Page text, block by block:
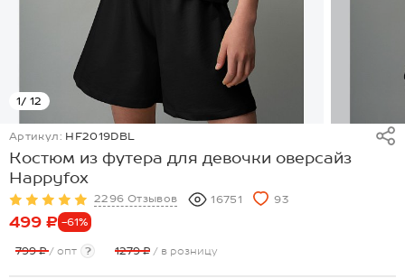
1/ 12
Артикул: HF2019DBL
Костюм из футера для девочки оверсайз
Happyfox
2296 Отзывов 16751 93
499 ₽ -61%
799 ₽/ опт ? 1279 ₽ / в розницу